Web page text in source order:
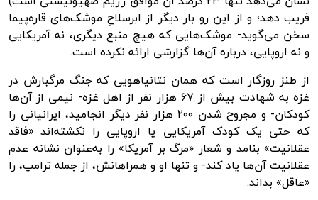
فریب دهد؛ و از این رو بار دیگر از ابرسلاحِ موشک‌های قاره‌پیما
سخن می‌گوید- موشک‌هایی که هیچ منبع دیگری، نه آمریکایی
و نه اروپایی، درباره آن‌ها گزارشی ارائه نکرده است.
از طنز روزگار است که همان نتانیاهویی که جنگ مرگبارش در
غزه به شهادت بیش از ۶۷ هزار نفر از اهل غزه- نیمی از آن‌ها
کودکان- و مجروح شدن ۲۰۰ هزار نفر دیگر انجامید، ایرانیانی را
که حتی یک کودک آمریکایی یا اروپایی را نکشته‌اند «فاقد
عقلانیت» بنامد و شعار «مرگ بر آمریکا» را به‌عنوان نشانه عدم
عقلانیت آن‌ها یاد کند- و تنها او و همراهانش، از جمله ترامپ، را
«عاقل» بداند.